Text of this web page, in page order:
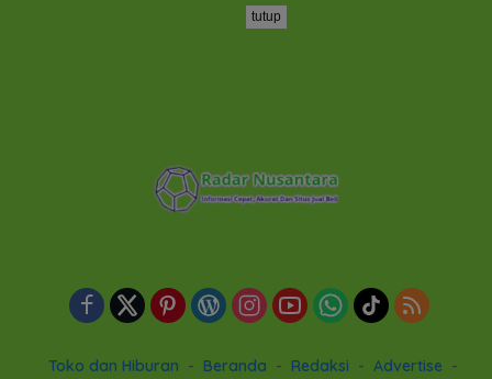
Toko dan Hiburan Beranda Redaksi Advertise
tutup